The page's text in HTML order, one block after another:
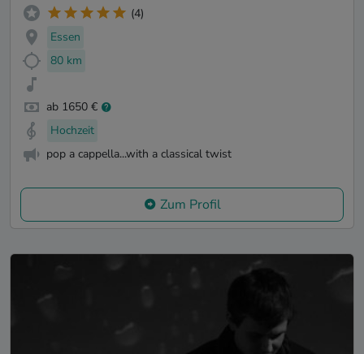
(4)
Essen
80 km
ab 1650 €
Hochzeit
pop a cappella...with a classical twist
Zum Profil